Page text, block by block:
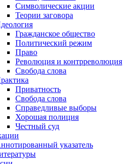
Символические акции
Теории заговора
Гражданское общество
Политический режим
Право
Революция и контрреволюция
Свобода слова
Приватность
Свобода слова
Справедливые выборы
Хорошая полиция
Честный суд
указатель